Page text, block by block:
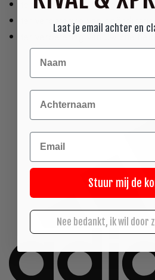
ter verbetering van de reactie
ter verbetering van coördinatie
ter verbetering van uw
Laat je email achter en
Achternaam
Email
Stuur mij de
Nee bedankt, ik wil door